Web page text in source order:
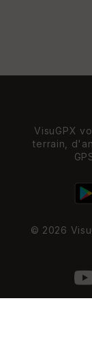
VisuGPX
terrain,
© 2026